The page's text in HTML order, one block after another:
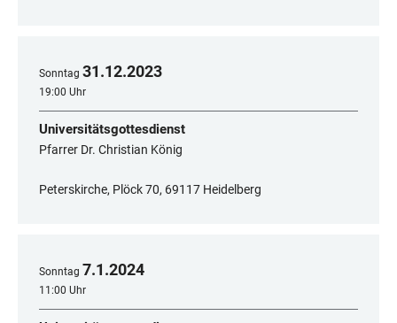
Sonntag 31.12.2023
19:00 Uhr
Universitätsgottesdienst
Pfarrer Dr. Christian König
Peterskirche, Plöck 70, 69117 Heidelberg
Sonntag 7.1.2024
11:00 Uhr